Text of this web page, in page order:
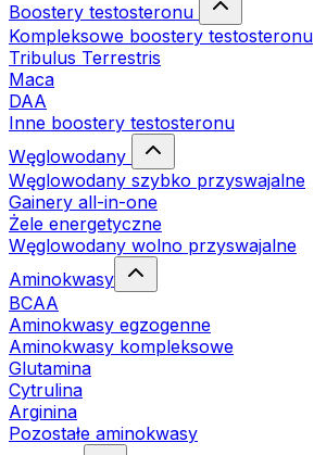
Boostery testosteronu
Kompleksowe boostery testosteronu
Tribulus Terrestris
Maca
DAA
Inne boostery testosteronu
Węglowodany
Węglowodany szybko przyswajalne
Gainery all-in-one
Żele energetyczne
Węglowodany wolno przyswajalne
Aminokwasy
BCAA
Aminokwasy egzogenne
Aminokwasy kompleksowe
Glutamina
Cytrulina
Arginina
Pozostałe aminokwasy